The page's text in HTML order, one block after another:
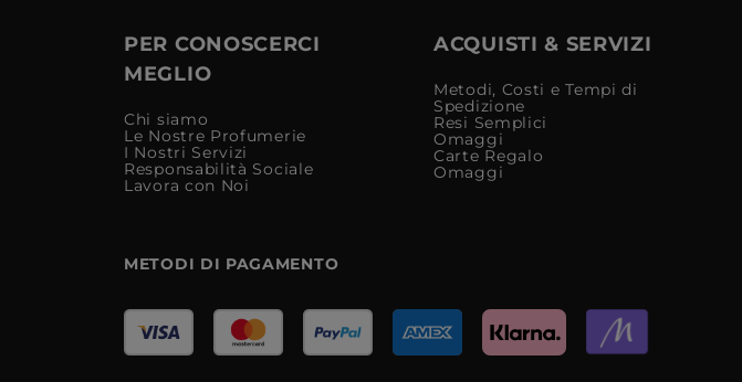
PER CONOSCERCI
MEGLIO
Chi siamo
Le Nostre Profumerie
I Nostri Servizi
Responsabilità Sociale
Lavora con Noi
ACQUISTI & SERVIZI
Metodi, Costi e Tempi di
Spedizione
Resi Semplici
Omaggi
Carte Regalo
Omaggi
METODI DI PAGAMENTO